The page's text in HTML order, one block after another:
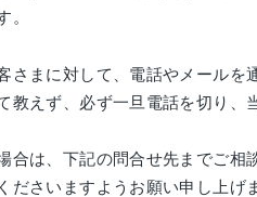
。
さまに対して、電話やメール
えず、必ず一旦電話を切り、
は、下記の問合せ先までご相
さいますようお願い申し上げ